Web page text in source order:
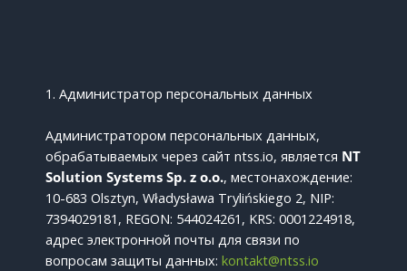
1. Администратор персональных данных
Администратором персональных данных,
обрабатываемых через сайт ntss.io, является NT
Solution Systems Sp. z o.o., местонахождение:
10-683 Olsztyn, Władysława Trylińskiego 2, NIP:
7394029181, REGON: 544024261, KRS: 0001224918,
адрес электронной почты для связи по
вопросам защиты данных: kontakt@ntss.io